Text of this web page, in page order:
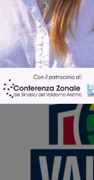
Ultime Notizie